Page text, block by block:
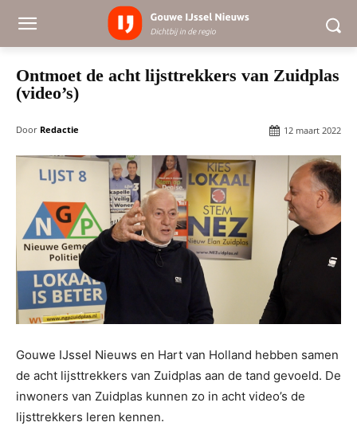
Ontmoet de acht lijsttrekkers van Zuidplas
(video’s)
Door Redactie 12 maart 2022
Gouwe IJssel Nieuws en Hart van Holland hebben samen
de acht lijsttrekkers van Zuidplas aan de tand gevoeld. De
inwoners van Zuidplas kunnen zo in acht video’s de
lijsttrekkers leren kennen.